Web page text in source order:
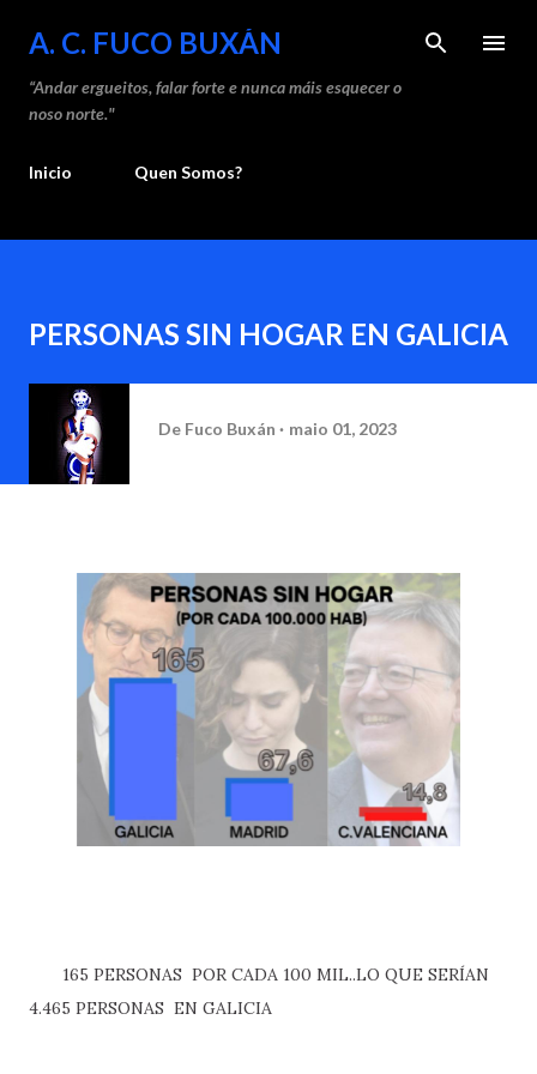
Saltar ao contido principal
A. C. FUCO BUXÁN
“Andar ergueitos, falar forte e nunca máis esquecer o
noso norte."
Inicio Quen Somos?
PERSONAS SIN HOGAR EN GALICIA
De Fuco Buxán maio 01, 2023
165 PERSONAS POR CADA 100 MIL..LO QUE SERÍAN
4.465 PERSONAS EN GALICIA